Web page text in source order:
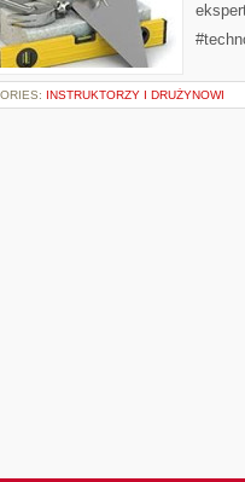
INSTRUKTORZY I DRUŻYNOWI